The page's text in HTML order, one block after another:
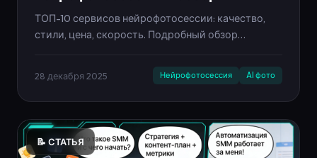
ТОП-10 сервисов нейрофотосессии: качество,
стили, цена, скорость. Подробный обзор
28 декабря 2025 Нейрофотосессия AI фото
📝 СТАТЬЯ